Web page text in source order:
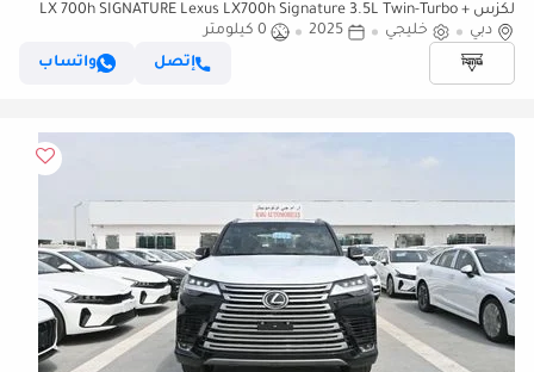
لكزس LX 700h SIGNATURE Lexus LX700h Signature 3.5L Twin-Turbo +
Hybrid V6, Petrol, Model 2025
دبي خليجي 2025
0 كيلومتر
إتصل
واتساب